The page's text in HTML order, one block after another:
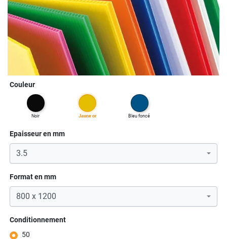
Couleur
noir jaune or bleu foncé
Epaisseur en mm
Format en mm
Conditionnement
50